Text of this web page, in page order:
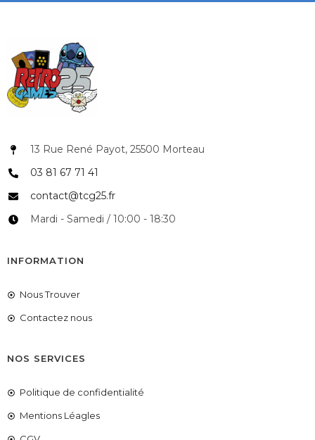
13 Rue René Payot, 25500 Morteau
03 81 67 71 41
contact@tcg25.fr
Mardi - Samedi / 10:00 - 18:30
INFORMATION
Nous Trouver
Contactez nous
NOS SERVICES
Politique de confidentialité
Mentions Léagles